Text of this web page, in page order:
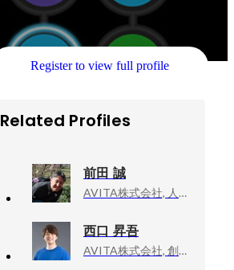
Register to view full profile
Related Profiles
前田 誠
AVITA株式会社, 人事・社長室 執行役員
西口 昇吾
AVITA株式会社, 創業者/取締役COO